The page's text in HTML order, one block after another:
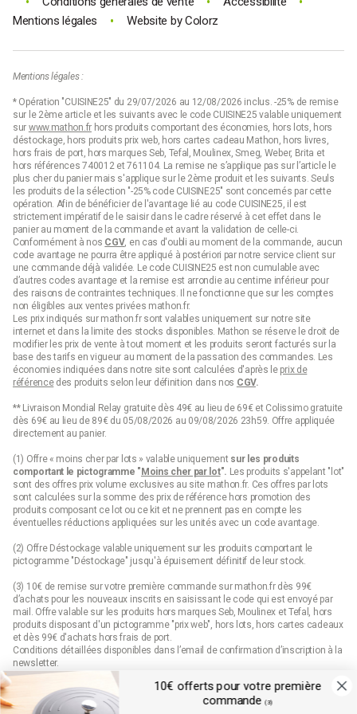
Mentions légales • Website byColorz
Mentions légales :
* Opération "CUISINE25" du 29/07/2026 au 12/08/2026 inclus. -25% de remise
sur le 2ème article et les suivants avec le code CUISINE25 valable uniquement
sur www.mathon.frhors produits comportant des économies, hors lots, hors
déstockage, hors produits prix web, hors cartes cadeau Mathon, hors livres,
hors frais de port, hors marques Seb, Tefal, Moulinex, Smeg, Weber, Brita et
hors références 740012 et 761104. La remise ne s’applique pas sur l’article le
plus cher du panier mais s'applique sur le 2ème produit et les suivants. Seuls
les produits de la sélection "-25% code CUISINE25" sont concernés par cette
opération. Afin de bénéficier de l'avantage lié au code CUISINE25, il est
strictement impératif de le saisir dans le cadre réservé à cet effet dans le
panier au moment de la commande et avant la validation de celle-ci.
Conformément à nos CGV, en cas d'oubli au moment de la commande, aucun
code avantage ne pourra être appliqué à postériori par notre service client sur
une commande déjà validée. Le code CUISINE25 est non cumulable avec
d’autres codes avantage et la remise est arrondie au centime inférieur pour
des raisons de contraintes techniques. Il ne fonctionne que sur les comptes
non éligibles aux ventes privées mathon.fr.
Les prix indiqués sur mathon.fr sont valables uniquement sur notre site
internet et dans la limite des stocks disponibles. Mathon se réserve le droit de
modifier les prix de vente à tout moment et les produits seront facturés sur la
base des tarifs en vigueur au moment de la passation des commandes. Les
économies indiquées dans notre site sont calculées d'après le prix de
référencedes produits selon leur définition dans nos CGV.
** Livraison Mondial Relay gratuite dès 49€ au lieu de 69€ et Colissimo gratuite
dès 69€ au lieu de 89€ du 05/08/2026 au 09/08/2026 23h59. Offre appliquée
directement au panier.
(1) Offre « moins cher par lots » valable uniquement sur les produits
comportant le pictogramme "Moins cher par lot". Les produits s'appelant "lot"
sont des offres prix volume exclusives au site mathon.fr. Ces offres par lots
sont calculées sur la somme des prix de référence hors promotion des
produits composant ce lot ou ce kit et ne prennent pas en compte les
éventuelles réductions appliquées sur les unités avec un code avantage.
(2) Offre Déstockage valable uniquement sur les produits comportant le
pictogramme "Déstockage" jusqu'à épuisement définitif de leur stock.
(3) 10€ de remise sur votre première commande sur mathon.fr dès 99€
d’achats pour les nouveaux inscrits en saisissant le code qui est envoyé par
mail. Offre valable sur les produits hors marques Seb, Moulinex et Tefal, hors
produits disposant d'un pictogramme "prix web", hors lots, hors cartes cadeaux
et dès 99€ d'achats hors frais de port.
Conditions détaillées disponibles dans l’email de confirmation d’inscription à la
newsletter.
(4) Offre « Prix web » valable uniquement sur les produits comportant le
pictogramme "prix web". Les produits indiqués "prix web" sont des offres
10€ offerts pour votre première
commande (3)